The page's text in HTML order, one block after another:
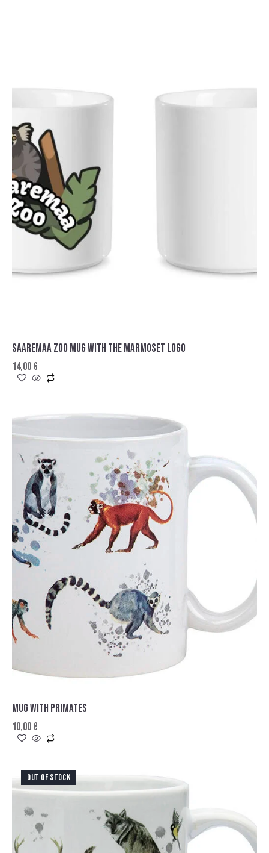
SAAREMAA ZOO MUG WITH THE MARMOSET LOGO
14,00€
MUG WITH PRIMATES
10,00€
OUT OF STOCK